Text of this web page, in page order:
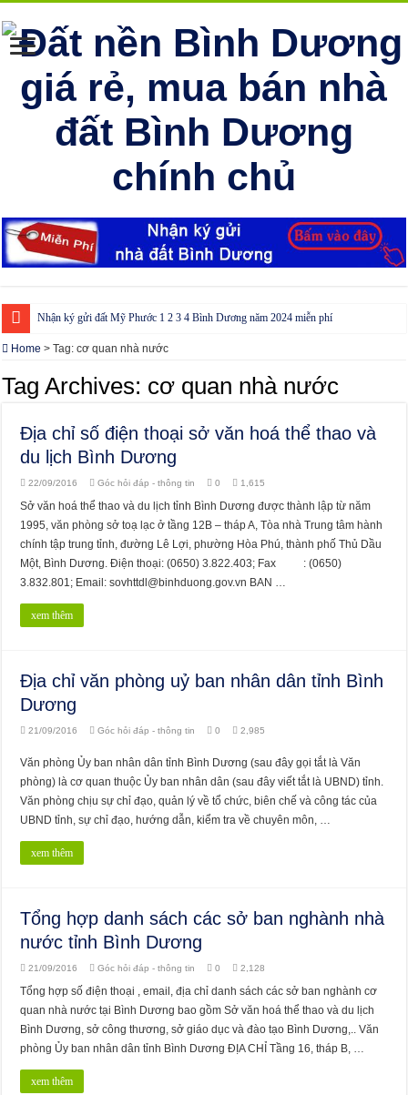
Nhận ký gửi đất Mỹ Phước 1 2 3 4 Bình Dương năm 2024 miễn phí
Cho thuê nhà Ecolakes Bình Dương, mới đẹp, đầy đủ nội thất
Phòng công chứng tại Chơn Thành – Bình Phước
Phòng công chứng tại Đồng Phú – Bình Phước
Home > Tag:cơ quan nhà nước
Tag Archives: cơ quan nhà nước
Địa chỉ số điện thoại sở văn hoá thể thao và
du lịch Bình Dương
22/09/2016 Góc hỏi đáp - thông tin 0 1,615
Sở văn hoá thể thao và du lịch tỉnh Bình Dương được thành lập từ năm
1995, văn phòng sở toạ lạc ở tầng 12B – tháp A, Tòa nhà Trung tâm hành
chính tập trung tỉnh, đường Lê Lợi, phường Hòa Phú, thành phố Thủ Dầu
Một, Bình Dương. Điện thoại: (0650) 3.822.403; Fax : (0650)
3.832.801; Email: sovhttdl@binhduong.gov.vn BAN …
xem thêm
Địa chỉ văn phòng uỷ ban nhân dân tỉnh Bình
Dương
21/09/2016 Góc hỏi đáp - thông tin 0 2,985
Văn phòng Ủy ban nhân dân tỉnh Bình Dương (sau đây gọi tắt là Văn
phòng) là cơ quan thuộc Ủy ban nhân dân (sau đây viết tắt là UBND) tỉnh.
Văn phòng chịu sự chỉ đạo, quản lý về tổ chức, biên chế và công tác của
UBND tỉnh, sự chỉ đạo, hướng dẫn, kiểm tra về chuyên môn, …
xem thêm
Tổng hợp danh sách các sở ban nghành nhà
nước tỉnh Bình Dương
21/09/2016 Góc hỏi đáp - thông tin 0 2,128
Tổng hợp số điện thoại , email, địa chỉ danh sách các sở ban nghành cơ
quan nhà nước tại Bình Dương bao gồm Sở văn hoá thể thao và du lịch
Bình Dương, sở công thương, sở giáo dục và đào tạo Bình Dương,.. Văn
phòng Ủy ban nhân dân tỉnh Bình Dương ĐỊA CHỈ Tầng 16, tháp B, …
xem thêm